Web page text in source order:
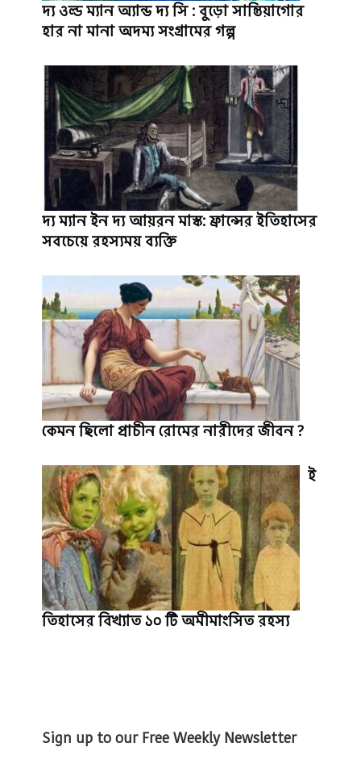
দ্য ওল্ড ম্যান অ্যান্ড দ্য সি : বুড়ো সান্তিয়াগোর
হার না মানা অদম্য সংগ্রামের গল্প
দ্য ম্যান ইন দ্য আয়রন মাস্ক: ফ্রান্সের ইতিহাসের
সবচেয়ে রহস্যময় ব্যক্তি
কেমন ছিলো প্রাচীন রোমের নারীদের জীবন ?
ই
তিহাসের বিখ্যাত ১০ টি অমীমাংসিত রহস্য
Sign up to our Free Weekly Newsletter